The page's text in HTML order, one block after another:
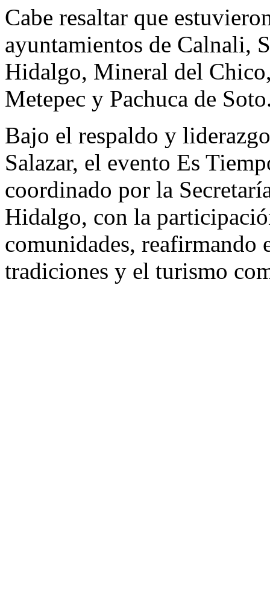
Cabe resaltar que
ayuntamientos de Calnali,
Hidalgo, Mineral del
Metepec y Pachuca de
Bajo el respaldo y
Salazar, el evento Es
coordinado por la
Hidalgo, con la
comunidades, reafirmando
tradiciones y el turismo